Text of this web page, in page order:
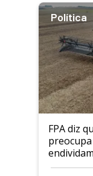
Política
FPA diz